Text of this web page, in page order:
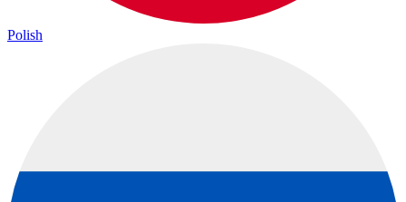
Polish